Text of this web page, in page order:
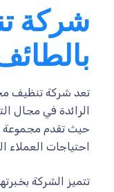
شركة
تعد شركة تنظيف
الرائدة في مجال
حيث تقدم مجموعة
احتياجات العملاء
تتميز الشركة